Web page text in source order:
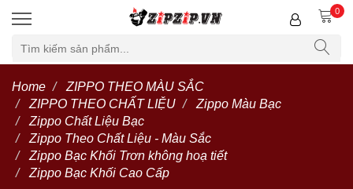
0
Home
ZIPPO THEO MÀU SẮC
ZIPPO THEO CHẤT LIỆU
Zippo Màu Bạc
Zippo Chất Liệu Bạc
Zippo Theo Chất Liệu - Màu Sắc
Zippo Bạc Khối Trơn không hoạ tiết
Zippo Bạc Khối Cao Cấp